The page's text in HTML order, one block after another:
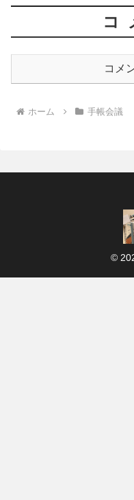
コ
コメ
ホーム 手帳会議
©